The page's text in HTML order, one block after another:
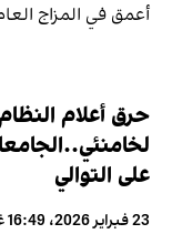
أعمق في المزاج
حرق أعلام
على التوالي
23 فبراير 2026، 16:49 غرينتش+0